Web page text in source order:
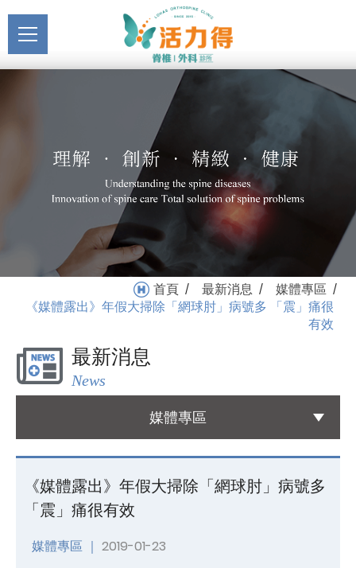
《媒體露出》年假大掃除
「網球肘」病號多 「震」
痛很有效_媒體專區_最新
消息 | 活力得脊椎外科診所
主選單關於活力得
醫療服務
Medical Service
Registration
就醫指南
Medical Instruction
Health Education
國際醫療
友善連結
Links
聯絡我們
Contact
首頁 / 最新消息 / 媒體專區 /
《媒體露出》年假大掃除「網球肘」病號多 「震」痛很
有效
最新消息
News
媒體專區
《媒體露出》年假大掃除「網球肘」病號多
「震」痛很有效
媒體專區 ｜ 2019-01-23